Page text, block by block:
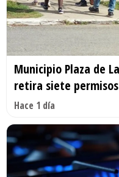
Municipio Plaza de
retira siete
Hace 1 día